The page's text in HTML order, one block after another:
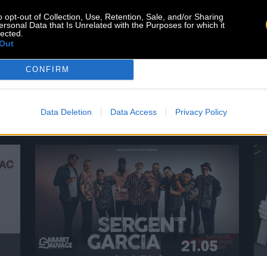
opt-out of Collection, Use, Retention, Sale, and/or Sharing
Data that Is Unrelated with the Purposes for which it
CONFIRM
Data Deletion Data Access Privacy Policy
votre exemplaire en cliquant ici.
Écouter sur les plateformes sur ce
tout amateur de roots, il manquait
encore un opus majeur […]
Lire la suite
21.05